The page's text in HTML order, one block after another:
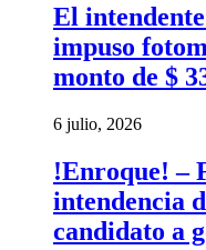
El
impuso
monto de $
6 julio, 2026
!Enroque! –
intendencia
candidato a